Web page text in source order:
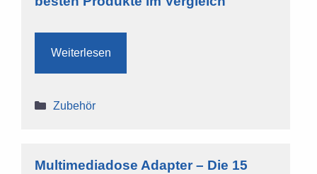
Weiterlesen
Kategorien
Zubehör
Multimediadose Adapter – Die 15